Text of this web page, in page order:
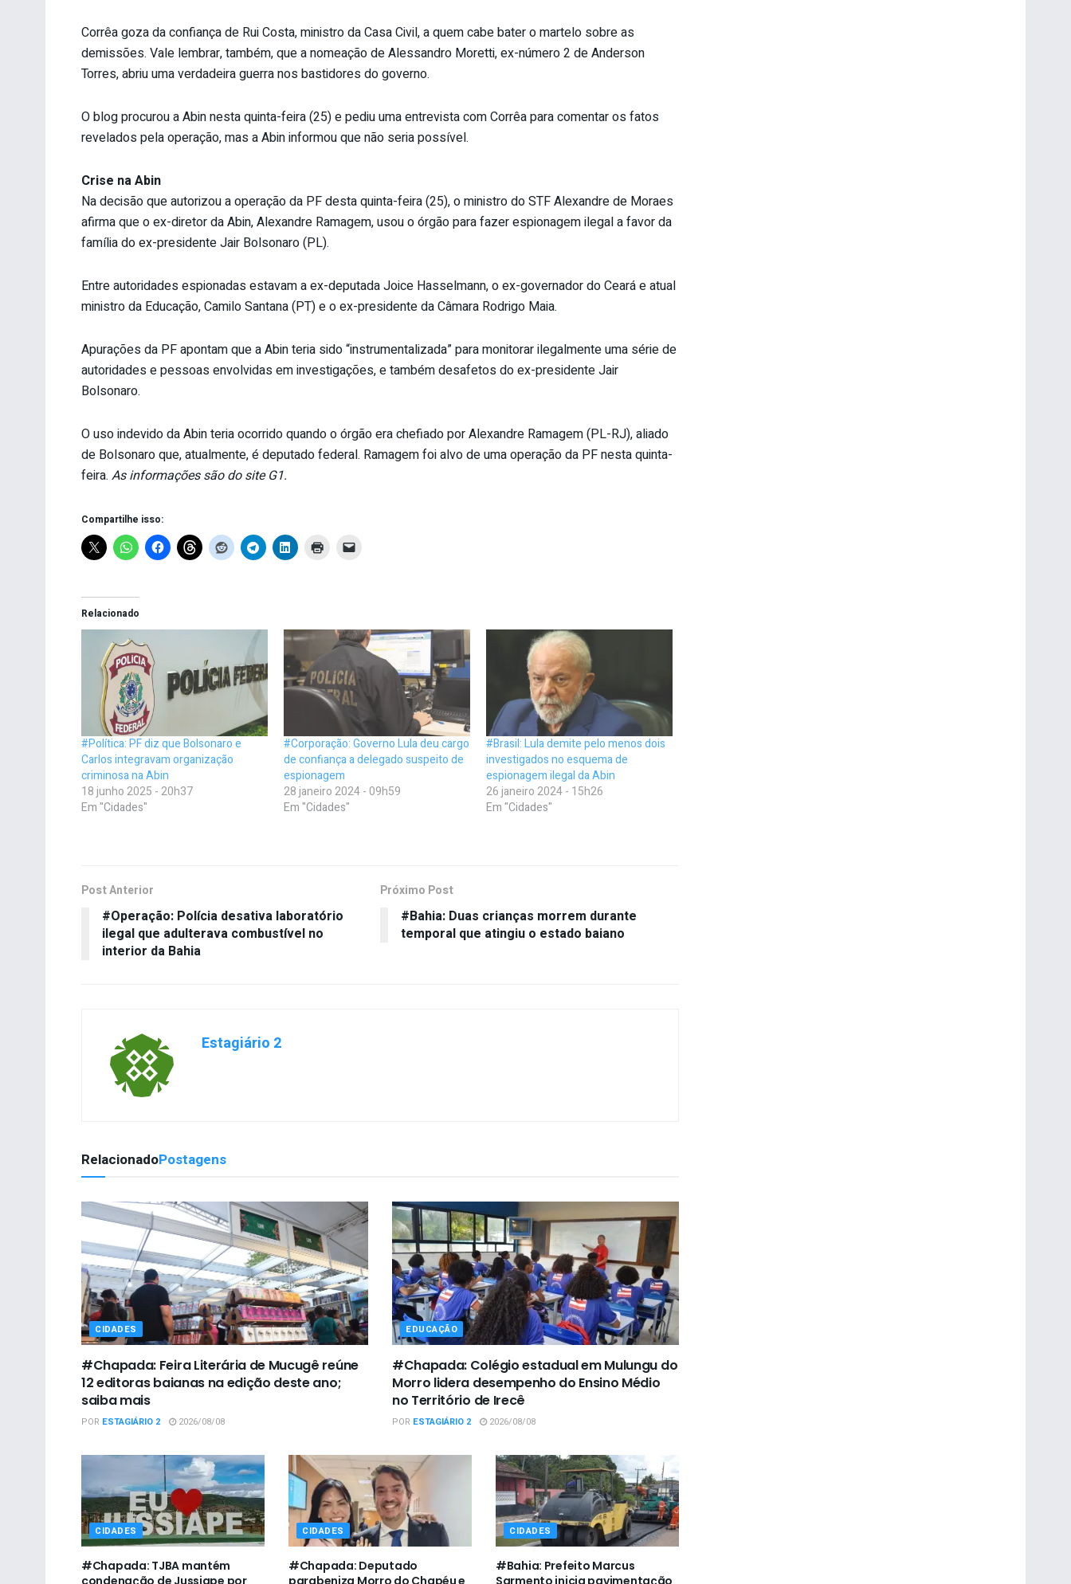
Corrêa goza da confiança de Rui Costa, ministro da Casa Civil, a quem cabe bater o martelo sobre as
demissões. Vale lembrar, também, que a nomeação de Alessandro Moretti, ex-número 2 de Anderson
Torres, abriu uma verdadeira guerra nos bastidores do governo.
O blog procurou a Abin nesta quinta-feira (25) e pediu uma entrevista com Corrêa para comentar os fatos
revelados pela operação, mas a Abin informou que não seria possível.
Crise na Abin
Na decisão que autorizou a operação da PF desta quinta-feira (25), o ministro do STF Alexandre de Moraes
afirma que o ex-diretor da Abin, Alexandre Ramagem, usou o órgão para fazer espionagem ilegal a favor da
família do ex-presidente Jair Bolsonaro (PL).
Entre autoridades espionadas estavam a ex-deputada Joice Hasselmann, o ex-governador do Ceará e atual
ministro da Educação, Camilo Santana (PT) e o ex-presidente da Câmara Rodrigo Maia.
Apurações da PF apontam que a Abin teria sido “instrumentalizada” para monitorar ilegalmente uma série de
autoridades e pessoas envolvidas em investigações, e também desafetos do ex-presidente Jair
Bolsonaro.
O uso indevido da Abin teria ocorrido quando o órgão era chefiado por Alexandre Ramagem (PL-RJ), aliado
de Bolsonaro que, atualmente, é deputado federal. Ramagem foi alvo de uma operação da PF nesta quinta-
feira. As informações são do site G1.
Compartilhe isso:
Relacionado
#Política: PF diz que Bolsonaro e
Carlos integravam organização
criminosa na Abin
18 junho 2025 - 20h37
Em "Cidades"
#Corporação: Governo Lula deu cargo
de confiança a delegado suspeito de
espionagem
28 janeiro 2024 - 09h59
Em "Cidades"
#Brasil: Lula demite pelo menos dois
investigados no esquema de
espionagem ilegal da Abin
26 janeiro 2024 - 15h26
Em "Cidades"
Post Anterior
#Operação: Polícia desativa laboratório
ilegal que adulterava combustível no
interior da Bahia
Próximo Post
#Bahia: Duas crianças morrem durante
temporal que atingiu o estado baiano
Estagiário 2
RelacionadoPostagens
CIDADES
#Chapada: Feira Literária de Mucugê reúne
12 editoras baianas na edição deste ano;
saiba mais
POR ESTAGIÁRIO 2 2026/08/08
EDUCAÇÃO
#Chapada: Colégio estadual em Mulungu do
Morro lidera desempenho do Ensino Médio
no Território de Irecê
POR ESTAGIÁRIO 2 2026/08/08
CIDADES
#Chapada: TJBA mantém
condenação de Jussiape por
CIDADES
#Chapada: Deputado
parabeniza Morro do Chapéu e
CIDADES
#Bahia: Prefeito Marcus
Sarmento inicia pavimentação